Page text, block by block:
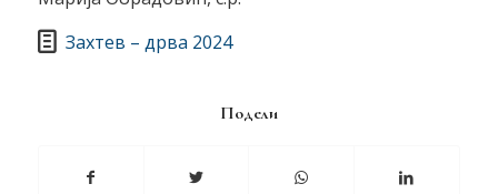
Захтев – дрва 2024
Подели